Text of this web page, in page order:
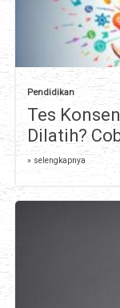
Pendidikan
Tes
Dilatih?
» selengkapnya